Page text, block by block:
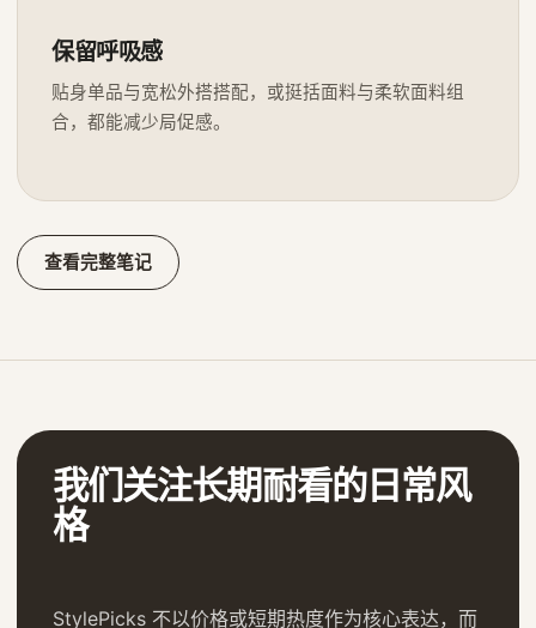
保留呼吸感
贴身单品与宽松外搭搭配，或挺括面料与柔软面料组
合，都能减少局促感。
查看完整笔记
我们关注长期耐看的日常风
格
StylePicks 不以价格或短期热度作为核心表达，而